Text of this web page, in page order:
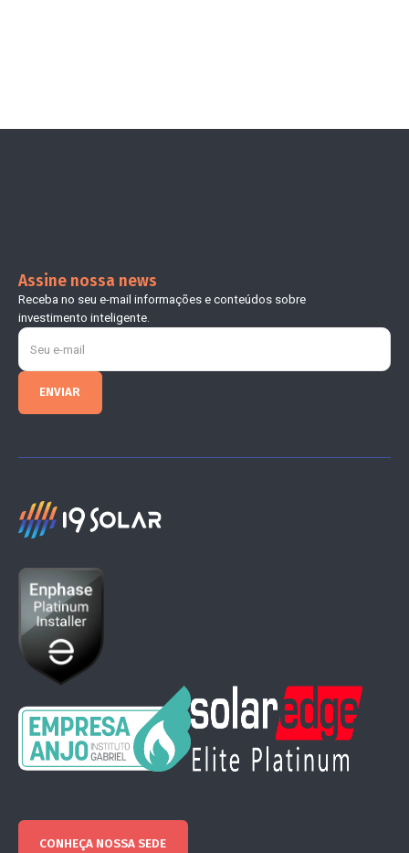
Assine nossa news
Receba no seu e-mail informações e conteúdos sobre
investimento inteligente.
CONHEÇA NOSSA SEDE